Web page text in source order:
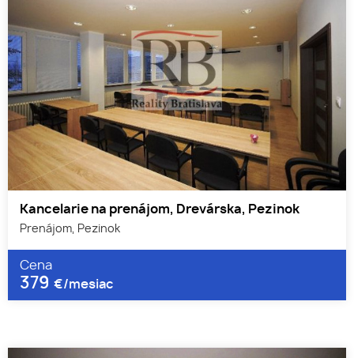
Kancelarie na prenájom, Drevárska, Pezinok
Prenájom, Pezinok
Cena
379 €/mesiac